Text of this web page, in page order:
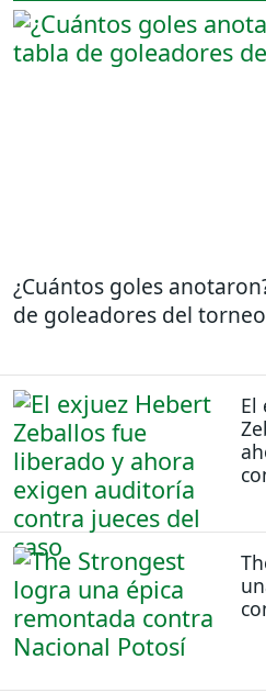
¿Cuántos goles
de goleadores del
El